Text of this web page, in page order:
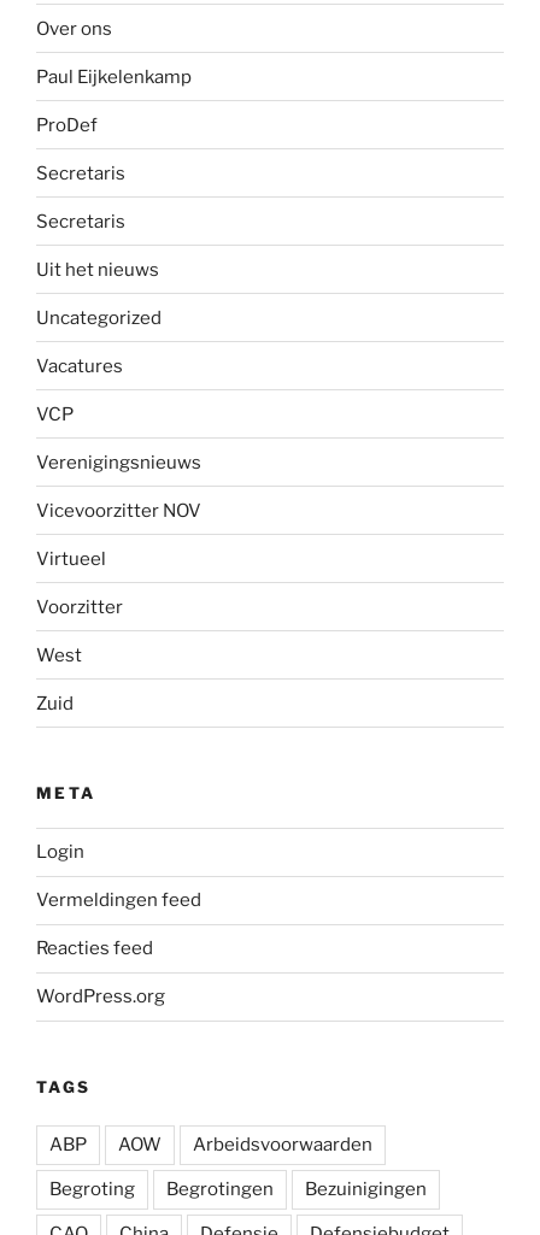
Over ons
Paul Eijkelenkamp
ProDef
Secretaris
Secretaris
Uit het nieuws
Uncategorized
Vacatures
VCP
Verenigingsnieuws
Vicevoorzitter NOV
Virtueel
Voorzitter
West
Zuid
META
Login
Vermeldingen feed
Reacties feed
WordPress.org
TAGS
ABP AOW Arbeidsvoorwaarden
Begroting Begrotingen Bezuinigingen